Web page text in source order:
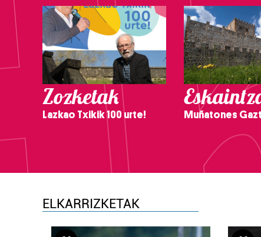
Zozketak
Lazkao Txikik 100 urte! Muñatones
ELKARRIZKETAK